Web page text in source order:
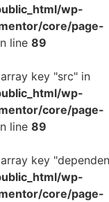
wp-
core/page-
line 89
key "src" in
wp-
core/page-
line 89
key
wp-
core/page-